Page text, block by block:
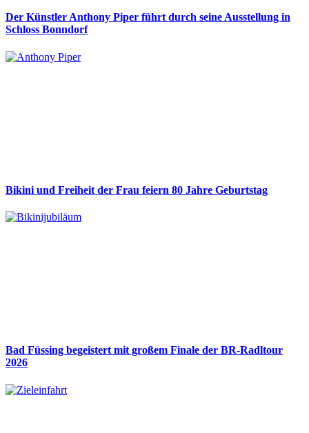
Der Künstler Anthony Piper führt durch seine Ausstellung in
Schloss Bonndorf
Bikini und Freiheit der Frau feiern 80 Jahre Geburtstag
Bad Füssing begeistert mit großem Finale der BR-Radltour
2026